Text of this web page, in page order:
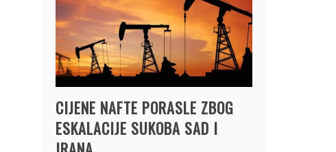
CIJENE NAFTE PORASLE ZBOG
ESKALACIJE SUKOBA SAD I